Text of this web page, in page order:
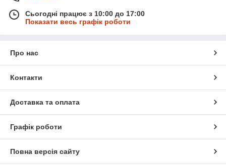
Сьогодні працює з 10:00 до 17:00
Показати весь графік роботи
Про нас
Контакти
Доставка та оплата
Графік роботи
Повна версія сайту